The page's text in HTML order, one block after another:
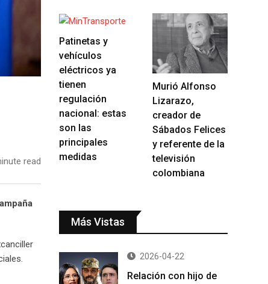
read
Patinetas y
vehículos
eléctricos ya
tienen
regulación
nacional: estas
son las
principales
medidas
Murió Alfonso
Lizarazo,
creador de
Sábados Felices
y referente de la
televisión
colombiana
Más Vistas
2026-04-22
Relación con hijo de